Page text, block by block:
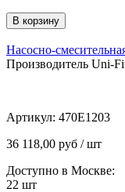
Насосно-
Производитель Uni-
Артикул: 470E1203
36 118,00 руб / шт
Доступно в Москве:
22 шт